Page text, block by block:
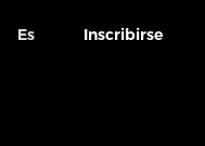
Es Inscribirse